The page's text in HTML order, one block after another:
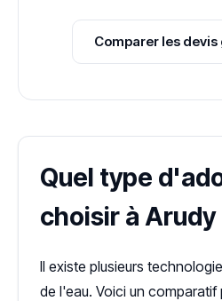
Comparer les
Quel type
choisir à Arudy
Il existe plusieurs
de l'eau. Voici un comparatif